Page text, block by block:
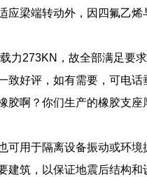
梁端转动外，因四氟乙
力273KN，故全部满足要求
好评，如有需要，可电话
啊？你们生产的橡胶支座
用于隔离设备振动或环
建筑，以保证地震后结构